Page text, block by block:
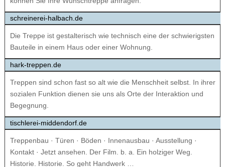
schreinerei-halbach.de
Die Treppe ist gestalterisch wie technisch eine der schwierigsten
Bauteile in einem Haus oder einer Wohnung.
hark-treppen.de
Treppen sind schon fast so alt wie die Menschheit selbst. In ihrer
sozialen Funktion dienen sie uns als Orte der Interaktion und
Begegnung.
tischlerei-middendorf.de
Treppenbau · Türen · Böden · Innenausbau · Ausstellung ·
Kontakt · Jetzt ansehen. Der Film. b. a. Ein holziger Weg.
Historie. Historie. So geht Handwerk …